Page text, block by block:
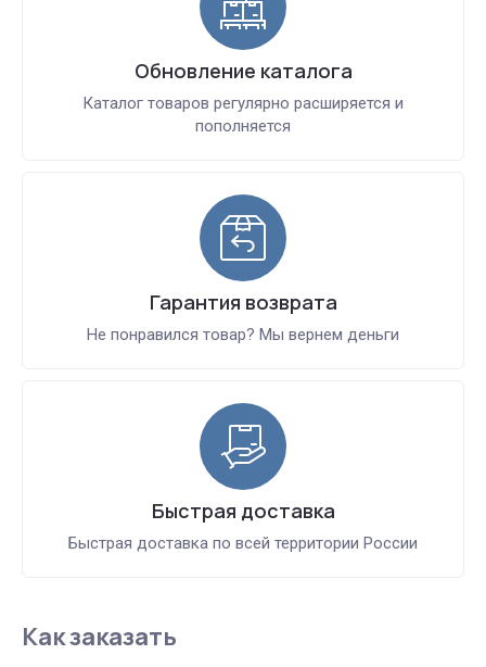
Обновление каталога
Каталог товаров регулярно расширяется и
пополняется
Гарантия возврата
Не понравился товар? Мы вернем деньги
Быстрая доставка
Быстрая доставка по всей территории России
Как заказать